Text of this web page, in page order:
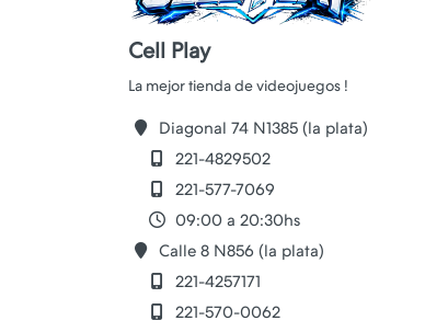
Cell Play
Diagonal 74 N1385 (la plata)
221-4829502
221-577-7069
09:00 a 20:30hs
Calle 8 N856 (la plata)
221-4257171
221-570-0062